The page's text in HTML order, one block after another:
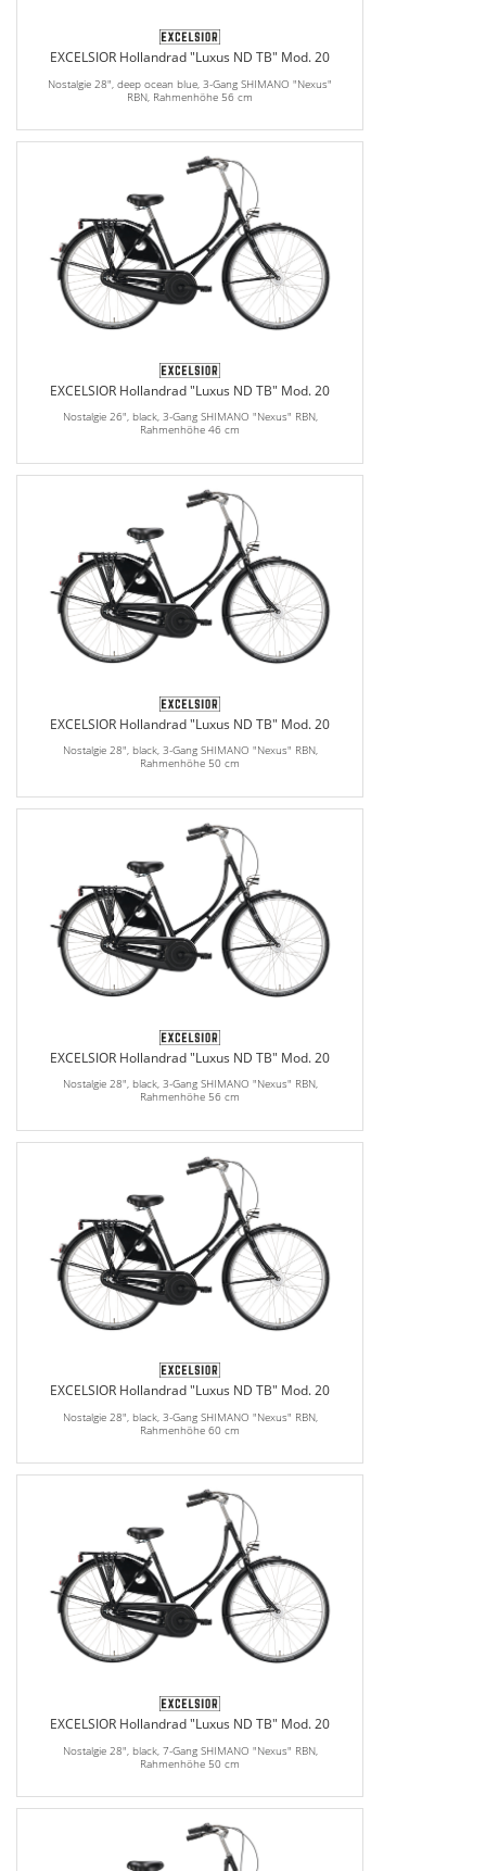
EXCELSIOR Hollandrad "Luxus ND TB" Mod. 20
Nostalgie 28", deep ocean blue, 3-Gang SHIMANO "Nexus"
RBN, Rahmenhöhe 56 cm
EXCELSIOR Hollandrad "Luxus ND TB" Mod. 20
Nostalgie 26", black, 3-Gang SHIMANO "Nexus" RBN,
Rahmenhöhe 46 cm
EXCELSIOR Hollandrad "Luxus ND TB" Mod. 20
Nostalgie 28", black, 3-Gang SHIMANO "Nexus" RBN,
Rahmenhöhe 50 cm
EXCELSIOR Hollandrad "Luxus ND TB" Mod. 20
Nostalgie 28", black, 3-Gang SHIMANO "Nexus" RBN,
Rahmenhöhe 56 cm
EXCELSIOR Hollandrad "Luxus ND TB" Mod. 20
Nostalgie 28", black, 3-Gang SHIMANO "Nexus" RBN,
Rahmenhöhe 60 cm
EXCELSIOR Hollandrad "Luxus ND TB" Mod. 20
Nostalgie 28", black, 7-Gang SHIMANO "Nexus" RBN,
Rahmenhöhe 50 cm